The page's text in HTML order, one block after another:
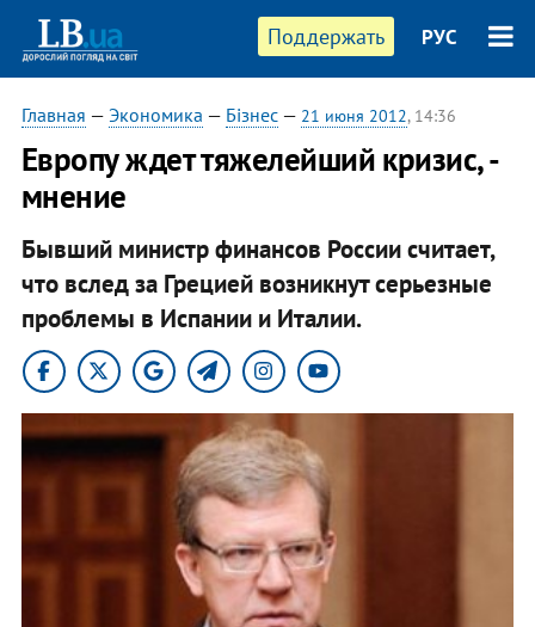
Поддержать РУС
Главная — Экономика — Бізнес— 21 июня 2012, 14:36
Европу ждет тяжелейший кризис, -
мнение
Бывший министр финансов России считает,
что вслед за Грецией возникнут серьезные
проблемы в Испании и Италии.